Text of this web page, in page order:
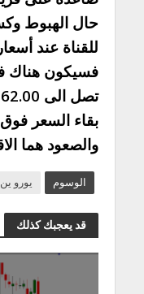
حال الهبوط
فسيكون هناك
بقاء السعر
والصعود هما
الوسوم يورو ين
قد يعجبك كذلك